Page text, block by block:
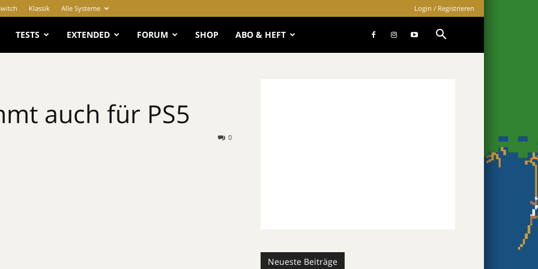
Klassik Alle Systeme Login / Registrieren
TESTS EXTENDED FORUM SHOP ABO & HEFT
auch für PS5
0
Neueste Beiträge